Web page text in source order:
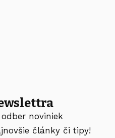
noviniek
články či tipy!